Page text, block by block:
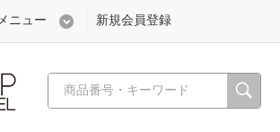
心おどる、瞬間を。通販・テ
ニュー 新規会員登録